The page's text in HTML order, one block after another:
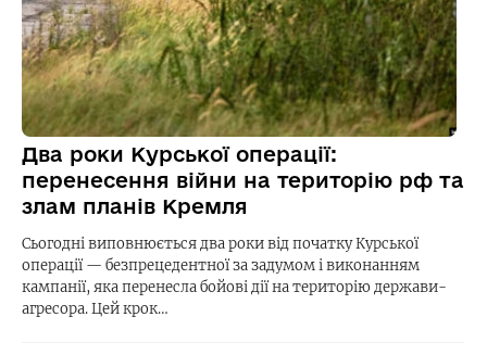
Два роки Курської операції:
перенесення війни на територію рф та
злам планів Кремля
Сьогодні виповнюється два роки від початку Курської
операції — безпрецедентної за задумом і виконанням
кампанії, яка перенесла бойові дії на територію держави-
агресора. Цей крок…